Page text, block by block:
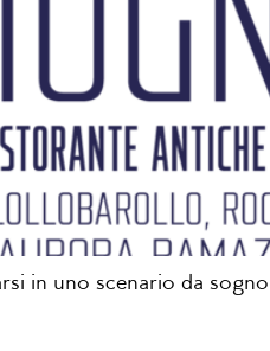
in uno scenario da